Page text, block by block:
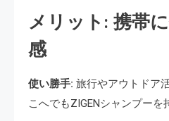
メリット: 携帯
感
使い勝手: 旅行やアウトドア
こへでもZIGENシャンプーを